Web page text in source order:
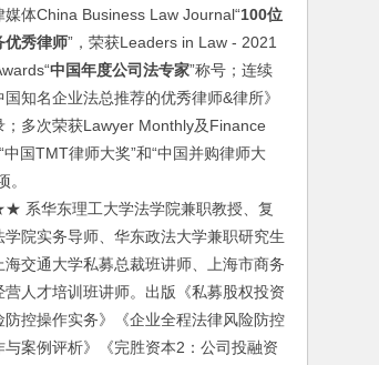
媒体China Business Law Journal“100位
优秀律师”，荣获Leaders in Law - 2021
中国年度公司法专家”称号；连续
国知名企业法总推荐的优秀律师&律所》
；多次荣获Lawyer Monthly及Finance
中国TMT律师大奖”和“中国并购律师大
。
华东理工大学法学院兼职教授、复
学院实务导师、华东政法大学兼职研究生
海交通大学私募总裁班讲师、上海市商务
营人才培训班讲师。出版《私募股权投资
防控操作实务》《企业全程法律风险防控
与案例评析》《完胜资本2：公司投融资